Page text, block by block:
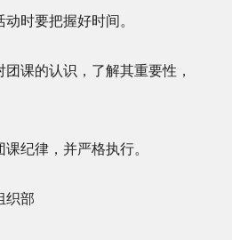
动时要把握好时间。
团课的认识，了解其重要性，
课纪律，并严格执行。
织部